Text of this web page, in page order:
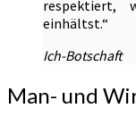
respektiert,
einhältst.“
Ich-Botschaft
Man- und